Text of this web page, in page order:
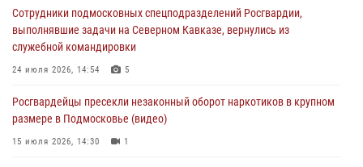
За прошедший месяц росгвардейцы 7386 раз выезжали по
сигналам «Тревога» с охраняемых объектов в Подмосковье
04 августа 2026, 12:15
(видео)
03 августа 2026, 15:32 1
Сотрудники подмосковных спецподразделений Росгвардии,
выполнявшие задачи на Северном Кавказе, вернулись из
служебной командировки
24 июля 2026, 14:54 5
Росгвардейцы пресекли незаконный оборот наркотиков в крупном
размере в Подмосковье (видео)
15 июля 2026, 14:30 1